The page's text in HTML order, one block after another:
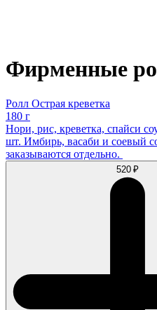
Фирменные
Ролл Острая креветка
180 г
Нори, рис, креветка, спайси
шт. Имбирь, васаби и соевый
заказываются отдельно.
520 ₽